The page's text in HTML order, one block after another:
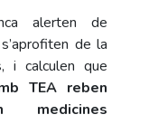
alerten de
de la
i calculen que
TEA reben
medicines